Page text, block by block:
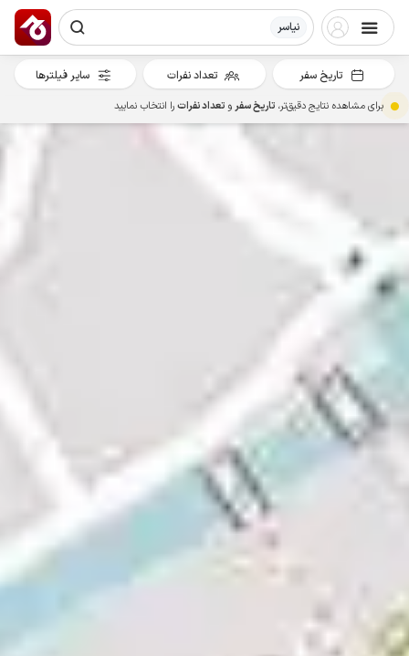
نیاسر
تاریخ سفر تعداد نفرات سایر فیلترها
برای مشاهده نتایج دقیق‌تر، تاریخ سفرو تعداد نفراترا انتخاب نمایید